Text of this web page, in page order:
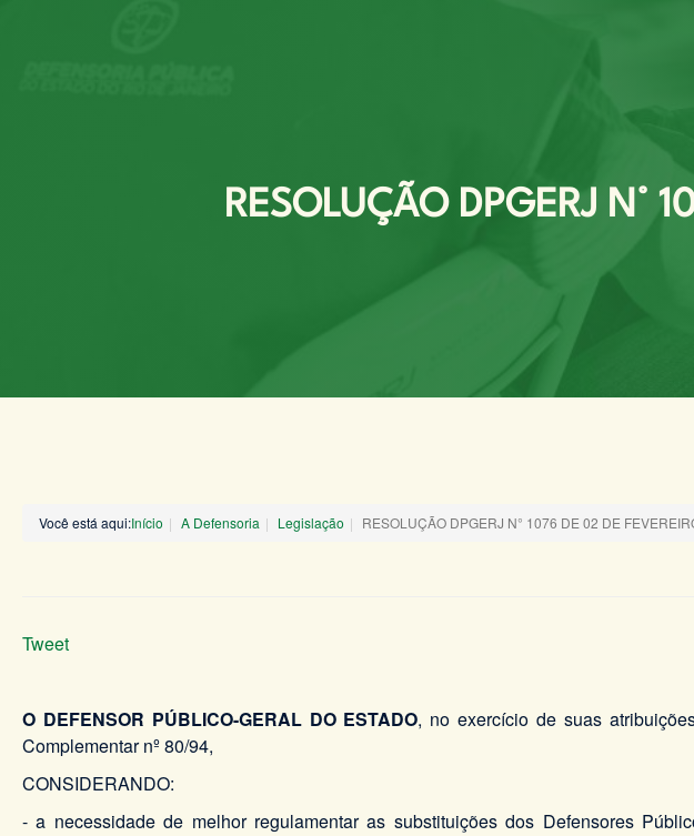
RESOLUÇÃO DPGERJ N°
Você está aqui:Início A Defensoria Legislação RESOLUÇÃO DPGERJ N° 1076 DE 02 DE
Tweet
O DEFENSOR PÚBLICO-GERAL DO ESTADO, no exercício de suas
Complementar nº 80/94,
CONSIDERANDO:
- a necessidade de melhor regulamentar as substituições dos Defensores